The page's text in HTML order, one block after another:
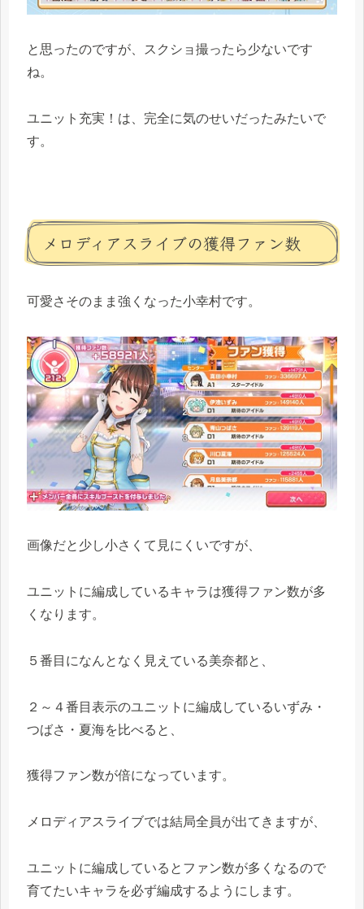
と思ったのですが、スクショ撮ったら少ないです
ね。
ユニット充実！は、完全に気のせいだったみたいで
す。
メロディアスライブの獲得ファン数
可愛さそのまま強くなった小幸村です。
画像だと少し小さくて見にくいですが、
ユニットに編成しているキャラは獲得ファン数が多
くなります。
５番目になんとなく見えている美奈都と、
２～４番目表示のユニットに編成しているいずみ・
つばさ・夏海を比べると、
獲得ファン数が倍になっています。
メロディアスライブでは結局全員が出てきますが、
ユニットに編成しているとファン数が多くなるので
育てたいキャラを必ず編成するようにします。